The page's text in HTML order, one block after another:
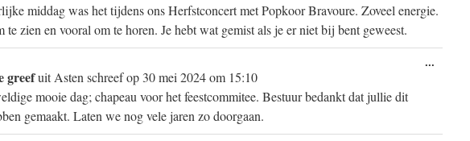
middag was het tijdens ons Herfstconcert met Popkoor Bravoure. Zoveel energie.
te zien en vooral om te horen. Je hebt wat gemist als je er niet bij bent geweest.
greefuit Asten schreef op 30 mei 2024om 15:10
mooie dag; chapeau voor het feestcommitee. Bestuur bedankt dat jullie dit
gemaakt. Laten we nog vele jaren zo doorgaan.
...